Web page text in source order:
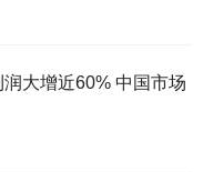
大增近60% 中国市场